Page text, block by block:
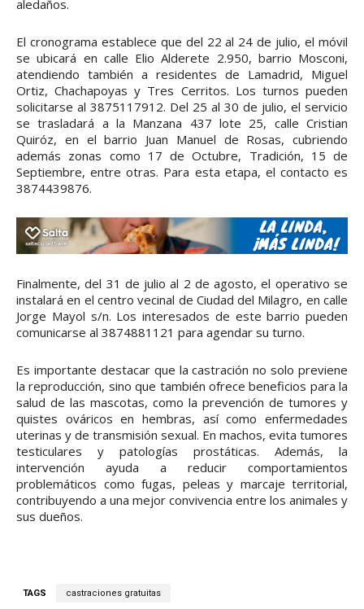
aledaños.
El cronograma establece que del 22 al 24 de julio, el móvil
se ubicará en calle Elio Alderete 2.950, barrio Mosconi,
atendiendo también a residentes de Lamadrid, Miguel
Ortiz, Chachapoyas y Tres Cerritos. Los turnos pueden
solicitarse al 3875117912. Del 25 al 30 de julio, el servicio
se trasladará a la Manzana 437 lote 25, calle Cristian
Quiróz, en el barrio Juan Manuel de Rosas, cubriendo
además zonas como 17 de Octubre, Tradición, 15 de
Septiembre, entre otras. Para esta etapa, el contacto es
3874439876.
Finalmente, del 31 de julio al 2 de agosto, el operativo se
instalará en el centro vecinal de Ciudad del Milagro, en calle
Jorge Mayol s/n. Los interesados de este barrio pueden
comunicarse al 3874881121 para agendar su turno.
Es importante destacar que la castración no solo previene
la reproducción, sino que también ofrece beneficios para la
salud de las mascotas, como la prevención de tumores y
quistes ováricos en hembras, así como enfermedades
uterinas y de transmisión sexual. En machos, evita tumores
testiculares y patologías prostáticas. Además, la
intervención ayuda a reducir comportamientos
problemáticos como fugas, peleas y marcaje territorial,
contribuyendo a una mejor convivencia entre los animales y
sus dueños.
TAGS castraciones gratuitas